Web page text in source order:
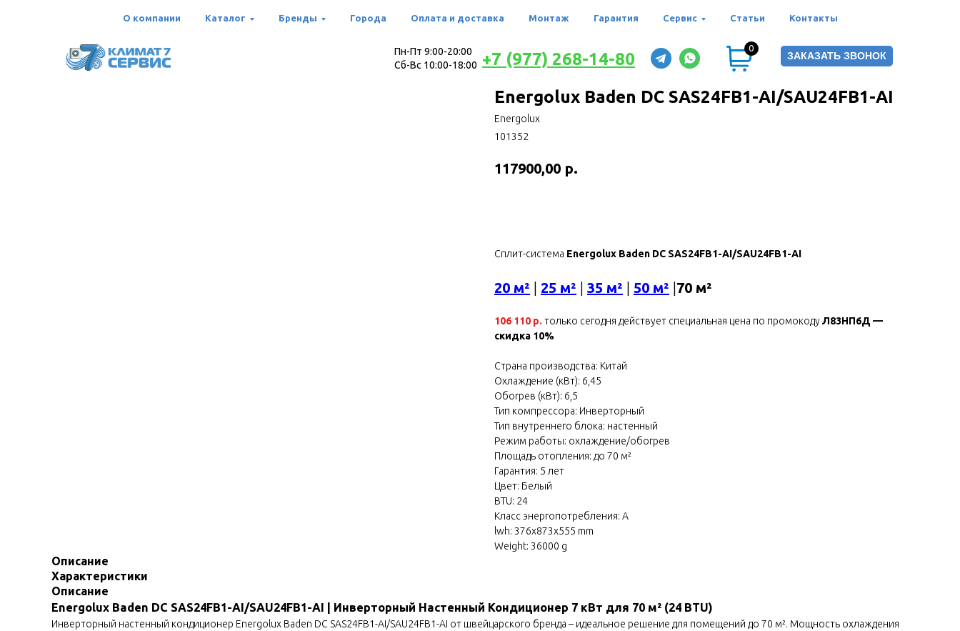
О компании Каталог Бренды Города Оплата и доставка Монтаж Гарантия Сервис Статьи Контакты
ЗАКАЗАТЬ ЗВОНОК
+7 (977) 268-14-80
Пн-Пт 9:00-20:00
Сб-Вс 10:00-18:00
0
Energolux Baden DC SAS24FB1-AI/SAU24FB1-AI
Energolux
101352
117900,00 р.
Сплит-система Energolux Baden DC SAS24FB1-AI/SAU24FB1-AI
20 м² 25 м² 35 м² 50 м² 70 м²
106 110 р. только сегодня действует специальная цена по промокодуЛ83НП6Д —
скидка 10%
Страна производства: Китай
Охлаждение (кВт): 6,45
Обогрев (кВт): 6,5
Тип компрессора: Инверторный
Тип внутреннего блока: настенный
Режим работы: охлаждение/обогрев
Площадь отопления: до 70 м²
Гарантия: 5 лет
Цвет: Белый
BTU: 24
Класс энергопотребления: A
lwh: 376x873x555 mm
Weight: 36000 g
Описание
Характеристики
Описание
Energolux Baden DC SAS24FB1-AI/SAU24FB1-AI | Инверторный Настенный Кондиционер 7 кВт для 70 м² (24 BTU)
Инверторный настенный кондиционер Energolux Baden DC SAS24FB1-AI/SAU24FB1-AI от швейцарского бренда – идеальное решение для помещений до 70 м². Мощность охлаждения